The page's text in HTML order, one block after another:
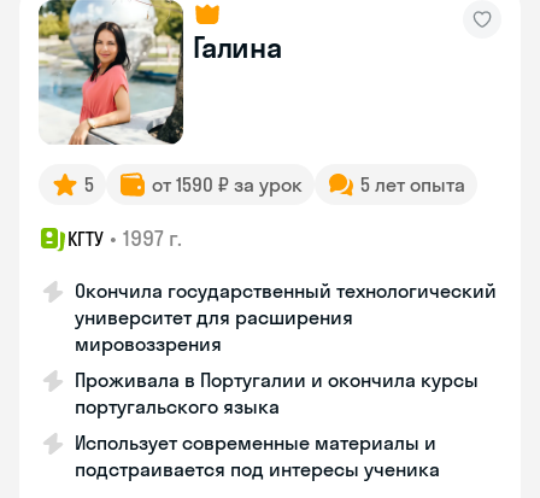
Галина
5 от 1590 ₽ за урок 5 лет опыта
КГТУ • 1997 г.
Окончила государственный технологический
университет для расширения
мировоззрения
Проживала в Португалии и окончила курсы
португальского языка
Использует современные материалы и
подстраивается под интересы ученика